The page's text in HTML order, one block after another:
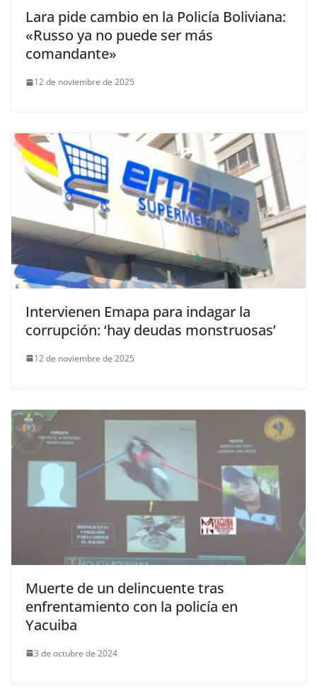
Lara pide cambio en la Policía Boliviana:
«Russo ya no puede ser más
comandante»
12 de noviembre de 2025
Intervienen Emapa para indagar la
corrupción: ‘hay deudas monstruosas’
12 de noviembre de 2025
Muerte de un delincuente tras
enfrentamiento con la policía en
Yacuiba
3 de octubre de 2024